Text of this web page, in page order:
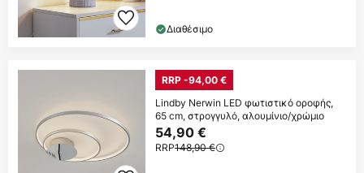
Διαθέσιμο
RRP -94,00 €
Lindby Nerwin LED φωτιστικό οροφής,
65 cm, στρογγυλό, αλουμίνιο/χρώμιο
54,90 €
RRP148,90 €